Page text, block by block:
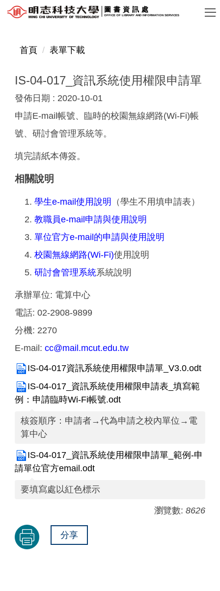
跳
圖書資訊處
OFFICE OF LIBRARY AND INFORMATION SERVICES
首頁 表單下載
IS-04-017_資訊系統使用權限申請單
發佈日期 : 2020-10-01
申請E-mail帳號、臨時的校園無線網路(Wi-Fi)帳
號、研討會管理系統等。
填完請紙本傳簽。
相關說明
學生e-mail使用說明
（學生不用填申請表）
教職員e-mail申請與使用說明
單位官方e-mail的申請與使用說明
校園無線網路(Wi-Fi)使用說明
研討會管理系統系統說明
承辦單位: 電算中心
電話: 02-2908-9899
分機: 2270
E-mail: cc@mail.mcut.edu.tw
IS-04-017資訊系統使用權限申請單_V3.0.odt
IS-04-017_資訊系統使用權限申請表_填寫範
例：申請臨時Wi-Fi帳號.odt
核簽順序：申請者→代為申請之校內單位→電
算中心
IS-04-017_資訊系統使用權限申請單_範例-申
請單位官方email.odt
要填寫處以紅色標示
瀏覽數: 8626
分享